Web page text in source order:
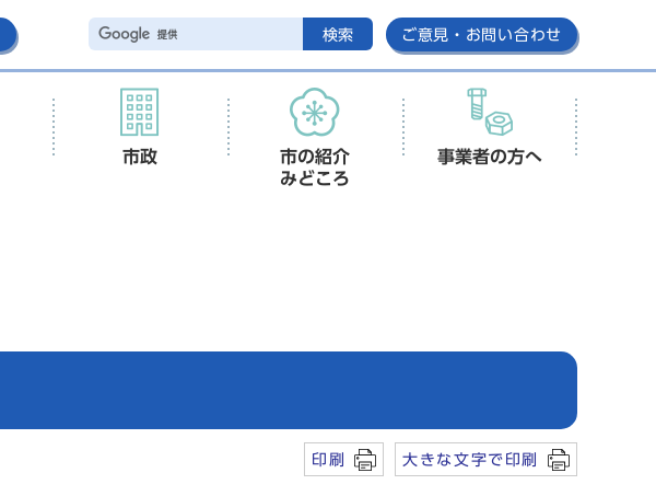
検索 ご意見・お問い合わせ
市政
市の紹介
みどころ
事業者の方へ
印刷 大きな文字で印刷